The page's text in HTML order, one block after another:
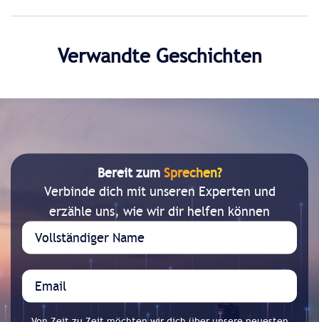
Verwandte Geschichten
Bereit zum Sprechen?
Verbinde dich mit unseren Experten und
erzähle uns, wie wir dir helfen können